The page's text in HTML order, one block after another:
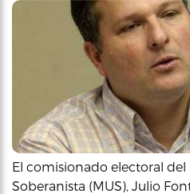
El comisionado electoral
Soberanista (MUS), Julio